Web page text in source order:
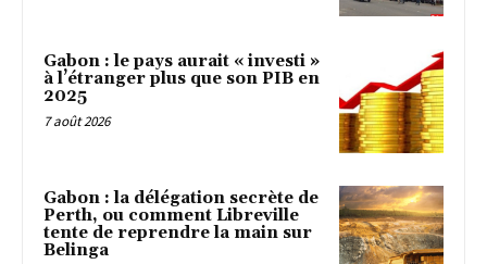
Gabon : le pays aurait « investi »
à l’étranger plus que son PIB en
2025
7 août 2026
Gabon : la délégation secrète de
Perth, ou comment Libreville
tente de reprendre la main sur
Belinga